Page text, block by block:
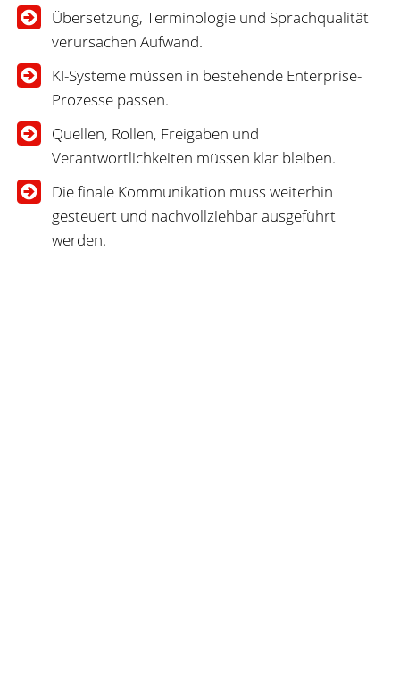
Übersetzung, Terminologie und Sprachqualität
verursachen Aufwand.
KI-Systeme müssen in bestehende Enterprise-
Prozesse passen.
Quellen, Rollen, Freigaben und
Verantwortlichkeiten müssen klar bleiben.
Die finale Kommunikation muss weiterhin
gesteuert und nachvollziehbar ausgeführt
werden.